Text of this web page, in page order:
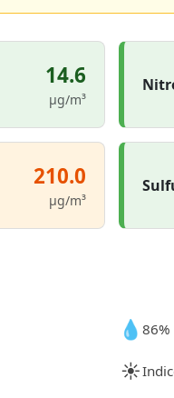
14.6
µg/m³
210.0
µg/m³
💧
☀️